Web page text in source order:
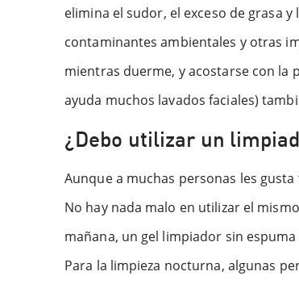
elimina el sudor, el exceso de grasa
contaminantes ambientales y otras
mientras duerme, y acostarse con la
ayuda muchos lavados faciales)
¿Debo utilizar un
Aunque a muchas personas les
No hay nada malo en utilizar el
mañana, un gel limpiador sin
Para la limpieza nocturna, algunas